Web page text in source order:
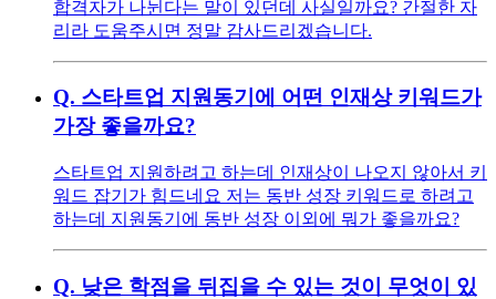
합격자가 나뉜다는 말이 있던데 사실일까요? 간절한 자
리라 도움주시면 정말 감사드리겠습니다.
Q. 스타트업 지원동기에 어떤 인재상 키워드가
가장 좋을까요?
스타트업 지원하려고 하는데 인재상이 나오지 않아서 키
워드 잡기가 힘드네요 저는 동반 성장 키워드로 하려고
하는데 지원동기에 동반 성장 이외에 뭐가 좋을까요?
Q. 낮은 학점을 뒤집을 수 있는 것이 무엇이 있